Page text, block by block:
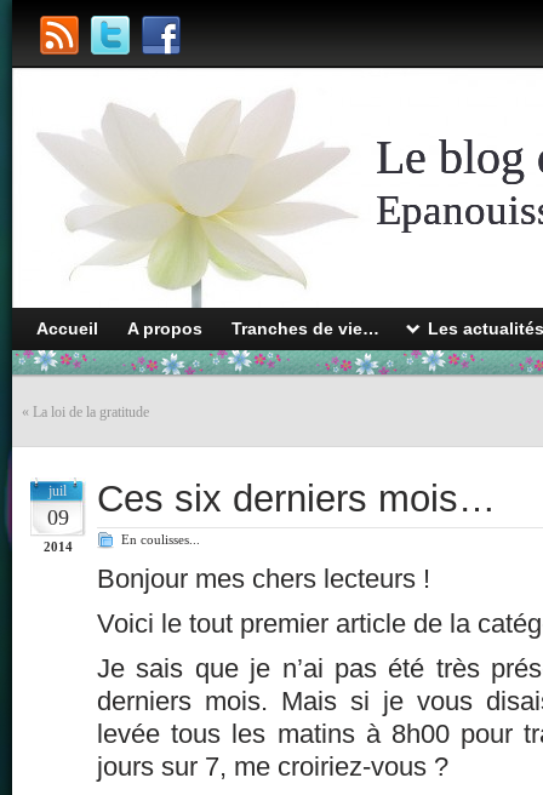
Le blog
Accueil A propos Tranches de vie… Les
« La loi de la gratitude
juil
09
2014
Ces six derniers mois…
En coulisses...
Bonjour mes chers lecteurs !
Voici le tout premier article de la
Je sais que je n’ai pas été très
derniers mois. Mais si je vous
levée tous les matins à 8h00 pour
jours sur 7, me croiriez-vous ?